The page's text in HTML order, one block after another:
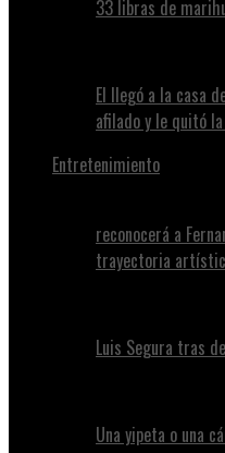
33 libras de
El llegó a la casa
afilado y le quitó
Entretenimiento
reconocerá a
trayectoria
Luis Segura tras
Una yipeta o una